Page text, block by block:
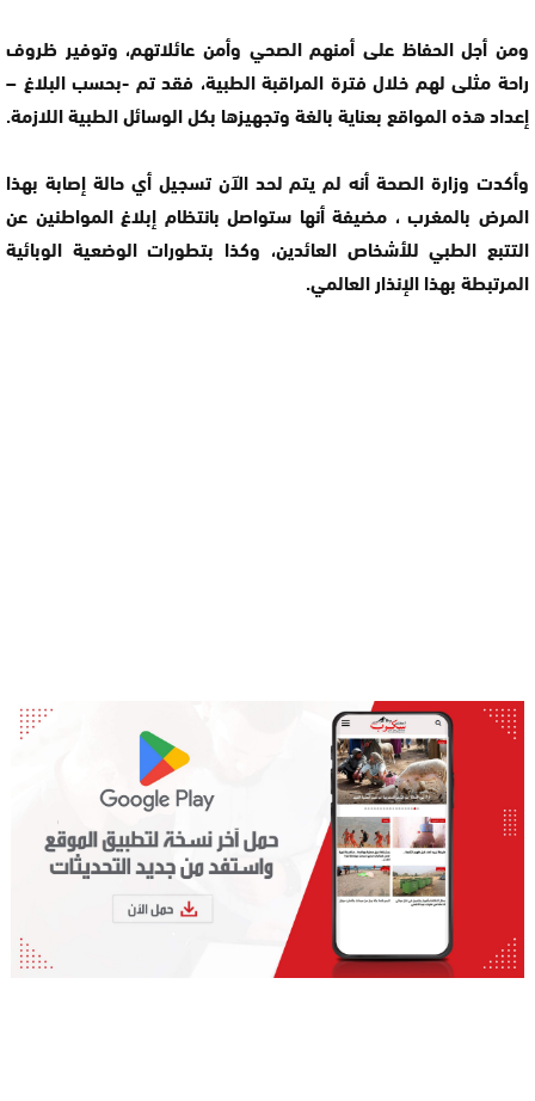
ومن أجل الحفاظ على أمنهم الصحي وأمن عائلاتهم، وتوفير ظروف
راحة مثلى لهم خلال فترة المراقبة الطبية، فقد تم -بحسب البلاغ –
إعداد هذه المواقع بعناية بالغة وتجهيزها بكل الوسائل الطبية اللازمة.
وأكدت وزارة الصحة أنه لم يتم لحد الآن تسجيل أي حالة إصابة بهذا
المرض بالمغرب ، مضيفة أنها ستواصل بانتظام إبلاغ المواطنين عن
التتبع الطبي للأشخاص العائدين، وكذا بتطورات الوضعية الوبائية
المرتبطة بهذا الإنذار العالمي.